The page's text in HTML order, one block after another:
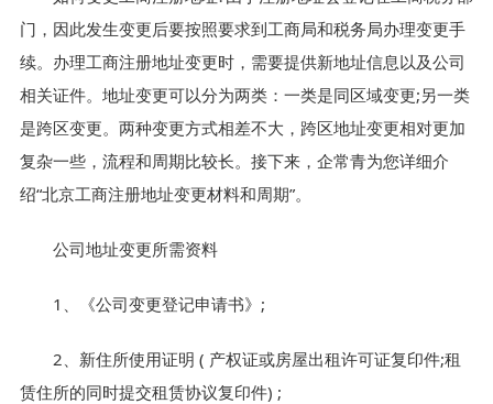
门，因此发生变更后要按照要求到工商局和税务局办理变更手
续。办理工商注册地址变更时，需要提供新地址信息以及公司
相关证件。地址变更可以分为两类：一类是同区域变更;另一类
是跨区变更。两种变更方式相差不大，跨区地址变更相对更加
复杂一些，流程和周期比较长。接下来，企常青为您详细介
绍“北京工商注册地址变更材料和周期”。
公司地址变更所需资料
1、《公司变更登记申请书》;
2、新住所使用证明 ( 产权证或房屋出租许可证复印件;租
赁住所的同时提交租赁协议复印件) ;